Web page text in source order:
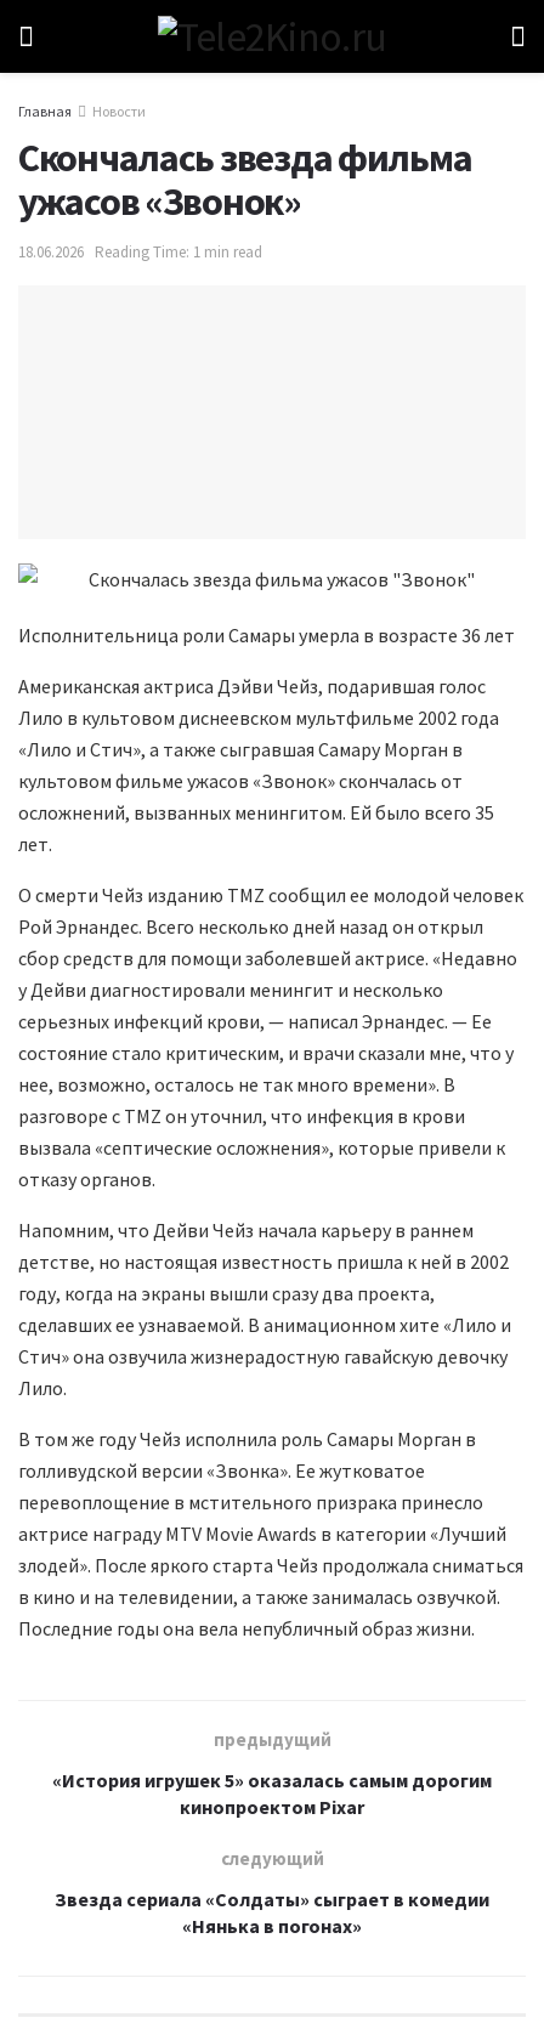
Главная Новости
Скончалась звезда фильма
ужасов «Звонок»
18.06.2026 Reading Time: 1 min read
Исполнительница роли Самары умерла в возрасте 36 лет
Американская актриса Дэйви Чейз, подарившая голос
Лило в культовом диснеевском мультфильме 2002 года
«Лило и Стич», а также сыгравшая Самару Морган в
культовом фильме ужасов «Звонок» скончалась от
осложнений, вызванных менингитом. Ей было всего 35
лет.
О смерти Чейз изданию TMZ сообщил ее молодой человек
Рой Эрнандес. Всего несколько дней назад он открыл
сбор средств для помощи заболевшей актрисе. «Недавно
у Дейви диагностировали менингит и несколько
серьезных инфекций крови, — написал Эрнандес. — Ее
состояние стало критическим, и врачи сказали мне, что у
нее, возможно, осталось не так много времени». В
разговоре с TMZ он уточнил, что инфекция в крови
вызвала «септические осложнения», которые привели к
отказу органов.
Напомним, что Дейви Чейз начала карьеру в раннем
детстве, но настоящая известность пришла к ней в 2002
году, когда на экраны вышли сразу два проекта,
сделавших ее узнаваемой. В анимационном хите «Лило и
Стич» она озвучила жизнерадостную гавайскую девочку
Лило.
В том же году Чейз исполнила роль Самары Морган в
голливудской версии «Звонка». Ее жутковатое
перевоплощение в мстительного призрака принесло
актрисе награду MTV Movie Awards в категории «Лучший
злодей». После яркого старта Чейз продолжала сниматься
в кино и на телевидении, а также занималась озвучкой.
Последние годы она вела непубличный образ жизни.
предыдущий
«История игрушек 5» оказалась самым дорогим
кинопроектом Pixar
следующий
Звезда сериала «Солдаты» сыграет в комедии
«Нянька в погонах»